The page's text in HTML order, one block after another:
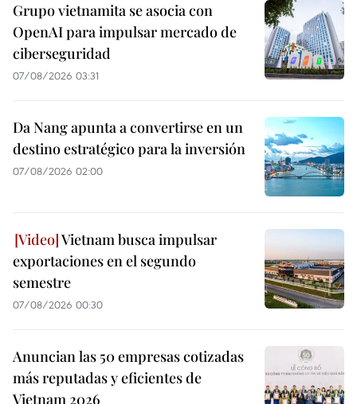
Grupo vietnamita se asocia con
OpenAI para impulsar mercado de
ciberseguridad
07/08/2026 03:31
Da Nang apunta a convertirse en un
destino estratégico para la inversión
07/08/2026 02:00
Vietnam busca impulsar
exportaciones en el segundo
semestre
07/08/2026 00:30
Anuncian las 50 empresas cotizadas
más reputadas y eficientes de
Vietnam 2026